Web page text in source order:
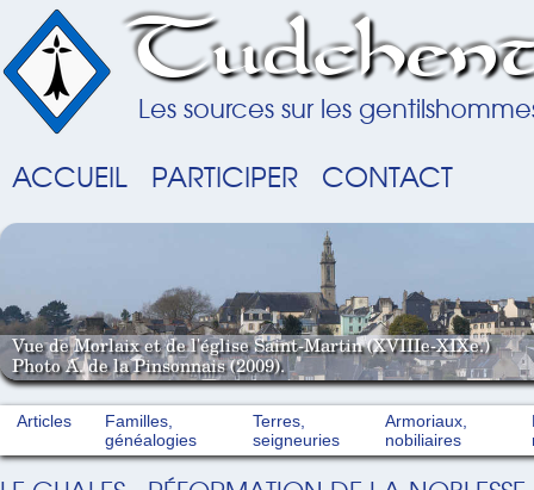
Les sources sur les
ACCUEIL PARTICIPER CONTACT
Vue de Morlaix et de l'église Saint-Martin (XVIIIe-XIXe.)
Photo A. de la Pinsonnais (2009).
Articles
Familles,
généalogies
Terres,
seigneuries
Armoriaux,
nobiliaires